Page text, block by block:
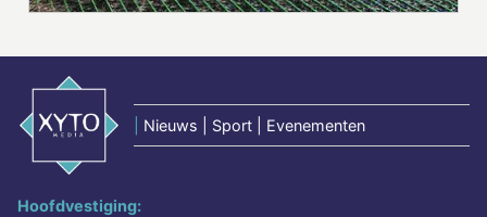
Nieuws | Sport | Evenementen
Hoofdvestiging: